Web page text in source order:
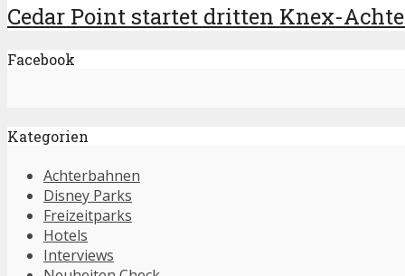
Cedar Point startet dritten Knex-
Facebook
Kategorien
Achterbahnen
Disney Parks
Freizeitparks
Hotels
Interviews